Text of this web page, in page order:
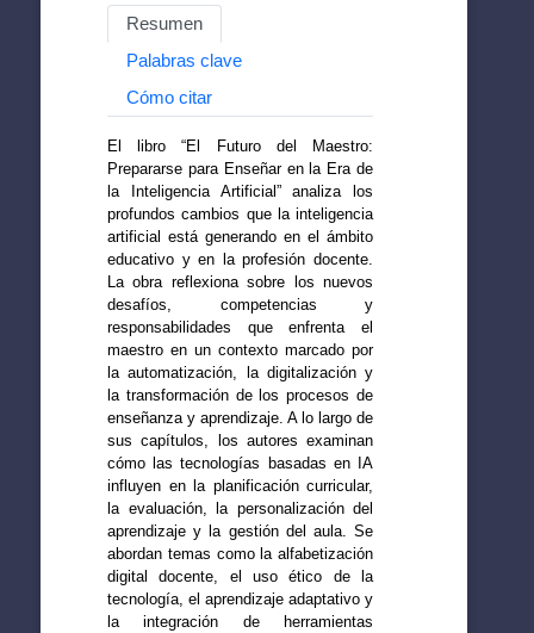
Resumen
Palabras clave
Cómo citar
El libro “El Futuro del Maestro:
Prepararse para Enseñar en la Era de
la Inteligencia Artificial” analiza los
profundos cambios que la inteligencia
artificial está generando en el ámbito
educativo y en la profesión docente.
La obra reflexiona sobre los nuevos
desafíos, competencias y
responsabilidades que enfrenta el
maestro en un contexto marcado por
la automatización, la digitalización y
la transformación de los procesos de
enseñanza y aprendizaje. A lo largo de
sus capítulos, los autores examinan
cómo las tecnologías basadas en IA
influyen en la planificación curricular,
la evaluación, la personalización del
aprendizaje y la gestión del aula. Se
abordan temas como la alfabetización
digital docente, el uso ético de la
tecnología, el aprendizaje adaptativo y
la integración de herramientas